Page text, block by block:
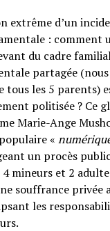
extrême d’un
: comment
du cadre
partagée
tous les 5 parents)
politisée ? Ce
Marie-Ange
«
un procès
mineurs et 2
souffrance privée
les